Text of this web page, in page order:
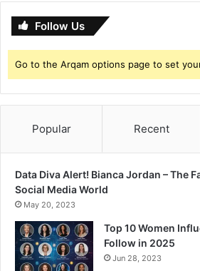
d
f
o
r
C
b
u
o
Follow Us
Go to the Arqam options page to set
Popular Recent
Data Diva Alert! Bianca Jordan – The
Social Media World
May 20, 2023
Top 10 Women
Follow in 2025
Jun 28, 2023